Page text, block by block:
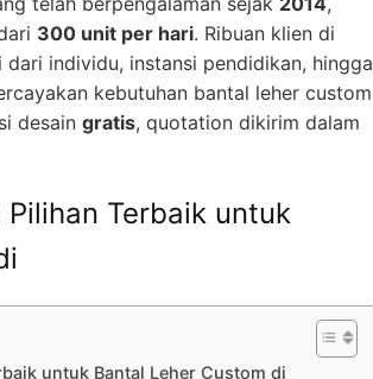
300 unit per hari. Ribuan klien di
individu, instansi pendidikan, hingga
kebutuhan bantal leher custom
desain gratis, quotation dikirim dalam
Terbaik untuk
untuk Bantal Leher Custom di